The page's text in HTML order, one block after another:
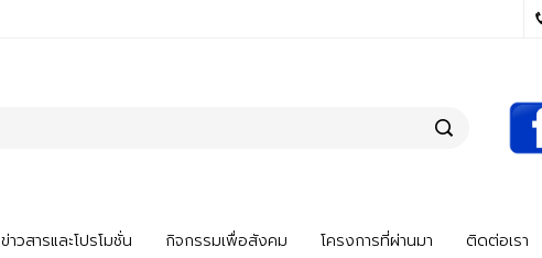
ข่าวสารและโปรโมชั่น กิจกรรมเพื่อสังคม โครงการที่ผ่านมา ติดต่อเรา